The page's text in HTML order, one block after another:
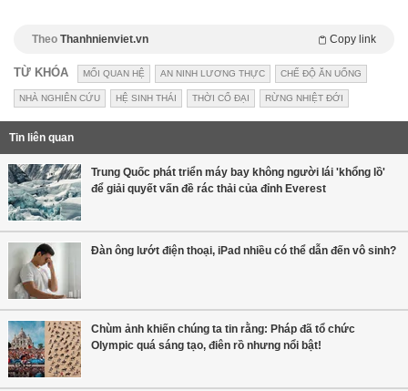
Theo Thanhnienviet.vn Copy link
TỪ KHÓA MỐI QUAN HỆ AN NINH LƯƠNG THỰC CHẾ ĐỘ ĂN UỐNG
NHÀ NGHIÊN CỨU HỆ SINH THÁI THỜI CỔ ĐẠI RỪNG NHIỆT ĐỚI
Tin liên quan
Trung Quốc phát triển máy bay không người lái 'khổng lồ'
để giải quyết vấn đề rác thải của đỉnh Everest
Đàn ông lướt điện thoại, iPad nhiều có thể dẫn đến vô sinh?
Chùm ảnh khiến chúng ta tin rằng: Pháp đã tổ chức
Olympic quá sáng tạo, điên rồ nhưng nổi bật!